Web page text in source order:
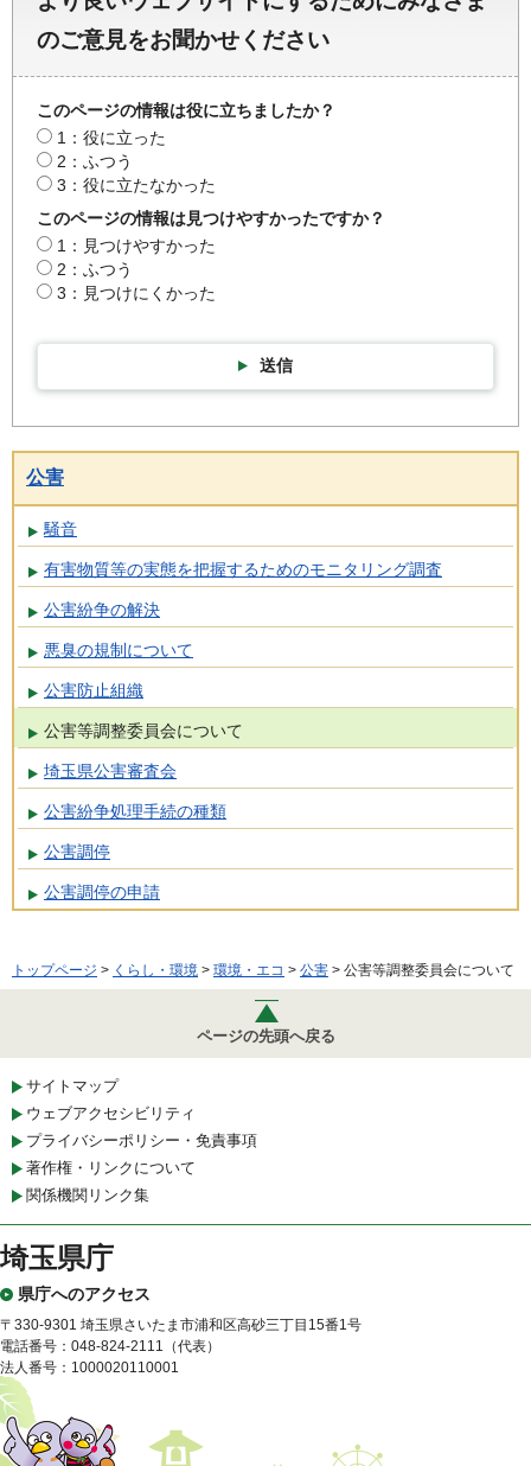
のご意見をお聞かせください
このページの情報は役に立ちましたか？
1：役に立った
2：ふつう
3：役に立たなかった
このページの情報は見つけやすかったですか？
1：見つけやすかった
2：ふつう
3：見つけにくかった
送信
公害
騒音
有害物質等の実態を把握するためのモニタリング調査
公害紛争の解決
悪臭の規制について
公害防止組織
公害等調整委員会について
埼玉県公害審査会
公害紛争処理手続の種類
公害調停
公害調停の申請
トップページ > くらし・環境 > 環境・エコ > 公害 > 公害等調整委員会について
ページの先頭へ戻る
サイトマップ
ウェブアクセシビリティ
プライバシーポリシー・免責事項
著作権・リンクについて
関係機関リンク集
埼玉県庁
県庁へのアクセス
〒330-9301 埼玉県さいたま市浦和区高砂三丁目15番1号
電話番号：048-824-2111（代表）
法人番号：1000020110001